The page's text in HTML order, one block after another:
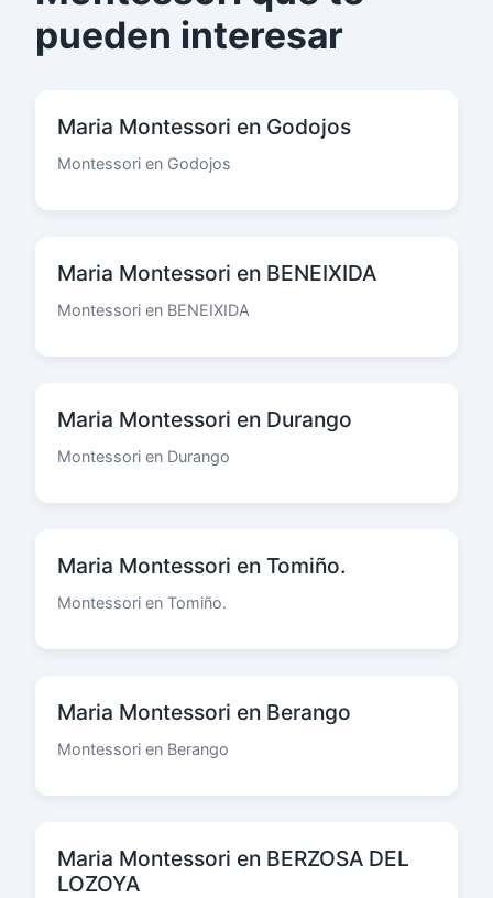
pueden interesar
Maria Montessori en Godojos
Montessori en Godojos
Maria Montessori en BENEIXIDA
Montessori en BENEIXIDA
Maria Montessori en Durango
Montessori en Durango
Maria Montessori en Tomiño.
Montessori en Tomiño.
Maria Montessori en Berango
Montessori en Berango
Maria Montessori en BERZOSA DEL
LOZOYA